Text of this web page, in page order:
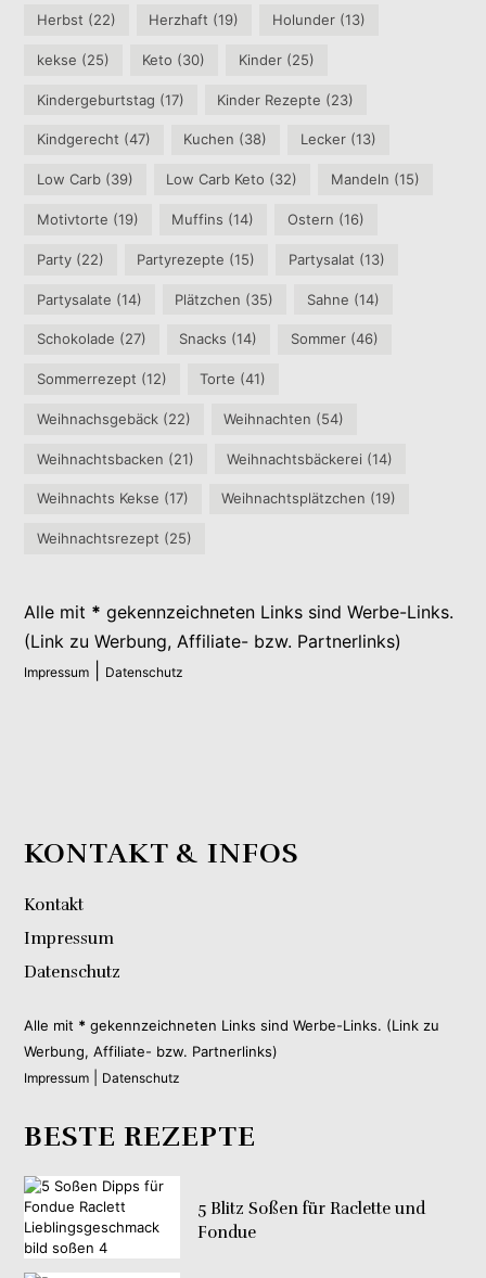
Herbst (22) Herzhaft (19) Holunder(13)
kekse (25) Keto (30) Kinder(25)
Kindergeburtstag (17) Kinder Rezepte (23)
Kindgerecht (47) Kuchen (38) Lecker(13)
Low Carb (39) Low Carb Keto (32) Mandeln (15)
Motivtorte (19) Muffins (14) Ostern (16)
Party (22) Partyrezepte (15) Partysalat (13)
Partysalate (14) Plätzchen (35) Sahne (14)
Schokolade (27) Snacks (14) Sommer(46)
Sommerrezept (12) Torte (41)
Weihnachsgebäck (22) Weihnachten (54)
Weihnachtsbacken (21) Weihnachtsbäckerei (14)
Weihnachts Kekse (17) Weihnachtsplätzchen (19)
Weihnachtsrezept (25)
Alle mit * gekennzeichneten Links sind Werbe-Links.
(Link zu Werbung, Affiliate- bzw. Partnerlinks)
Impressum Datenschutz
KONTAKT & INFOS
Kontakt
Impressum
Datenschutz
Alle mit * gekennzeichneten Links sind Werbe-Links. (Link zu
Werbung, Affiliate- bzw. Partnerlinks)
Impressum Datenschutz
BESTE REZEPTE
5 Blitz Soßen für Raclette und
Fondue